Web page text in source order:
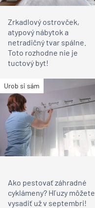
Zrkadlový ostrovček,
atypový nábytok a
netradičný tvar spálne.
Toto rozhodne nie je
tuctový byt!
Urob si sám
Ako pestovať záhradné
cyklámeny? Hľuzy môžete
vysadiť už v septembri!